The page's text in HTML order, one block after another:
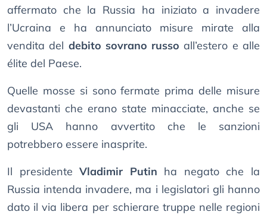
affermato che la Russia ha iniziato a invadere
l’Ucraina e ha annunciato misure mirate alla
vendita del debito sovrano russo all’estero e alle
élite del Paese.
Quelle mosse si sono fermate prima delle misure
devastanti che erano state minacciate, anche se
gli USA hanno avvertito che le sanzioni
potrebbero essere inasprite.
Il presidenteVladimir Putin ha negato che la
Russia intenda invadere, ma i legislatori gli hanno
dato il via libera per schierare truppe nelle regioni